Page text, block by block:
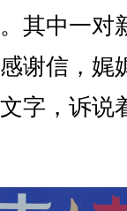
其中一对
谢信，娓
字，诉说